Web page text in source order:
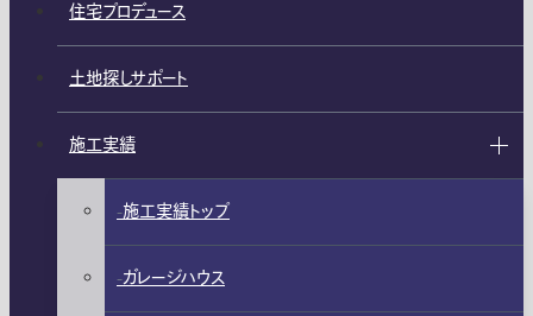
住宅プロデュース
土地探しサポート
施工実績
施工実績トップ
ガレージハウス